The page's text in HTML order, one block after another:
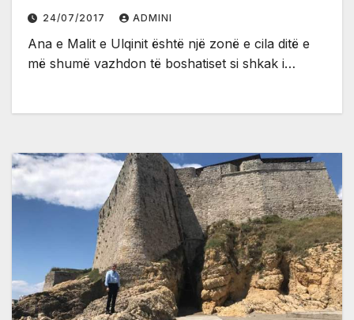
24/07/2017 ADMINI
Ana e Malit e Ulqinit është një zonë e cila ditë e
më shumë vazhdon të boshatiset si shkak i…